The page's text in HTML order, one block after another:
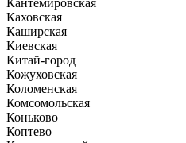
Кантемировская
Каховская
Каширская
Киевская
Китай-город
Кожуховская
Коломенская
Комсомольская
Коньково
Коптево